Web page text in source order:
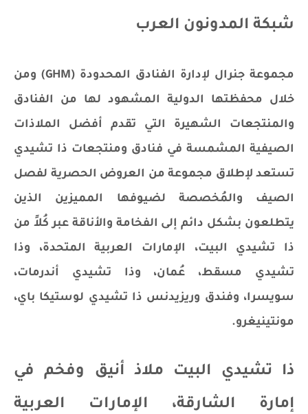
شبكة المدونون العرب
مجموعة جنرال لإدارة الفنادق المحدودة (GHM) ومن
خلال محفظتها الدولية المشهود لها من الفنادق
والمنتجعات الشهيرة التي تقدم أفضل الملاذات
الصيفية المشمسة في فنادق ومنتجعات ذا تشيدي
تستعد لإطلاق مجموعة من العروض الحصرية لفصل
الصيف والمُخصصة لضيوفها المميزين الذين
يتطلعون بشكل دائم إلى الفخامة والأناقة عبر كُلاً من
ذا تشيدي البيت، الإمارات العربية المتحدة، وذا
تشيدي مسقط، عُمان، وذا تشيدي أندرمات،
سويسرا، وفندق وريزيدنس ذا تشيدي لوستيكا باي،
مونتينيغرو.
ذا تشيدي البيت ملاذ أنيق وفخم في
إمارة الشارقة، الإمارات العربية